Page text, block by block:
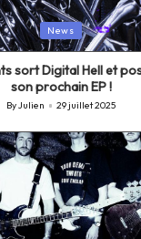
News
sort Digital Hell et
son prochain EP !
Posted
by
ByJulien 29 juillet 2025